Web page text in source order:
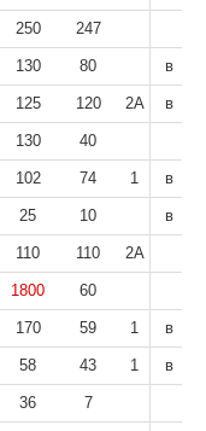
250 247
130 80 в
125 120 2А в
130 40
102 74 1 в
25 10 в
110 110 2А
1800 60
170 59 1 в
58 43 1 в
36 7